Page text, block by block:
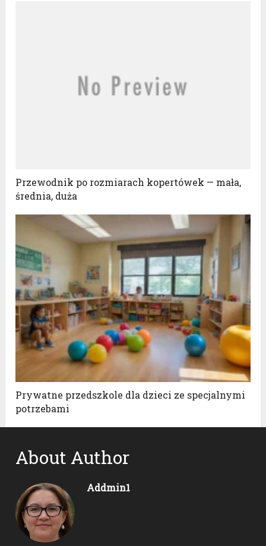
Przewodnik po rozmiarach kopertówek — mała,
średnia, duża
Prywatne przedszkole dla dzieci ze specjalnymi
potrzebami
About Author
Addmin1